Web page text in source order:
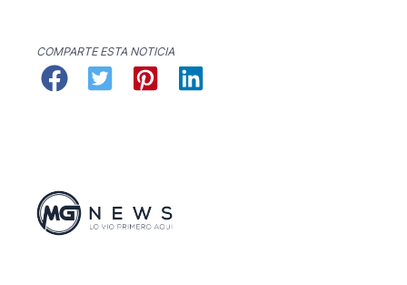
COMPARTE ESTA NOTICIA